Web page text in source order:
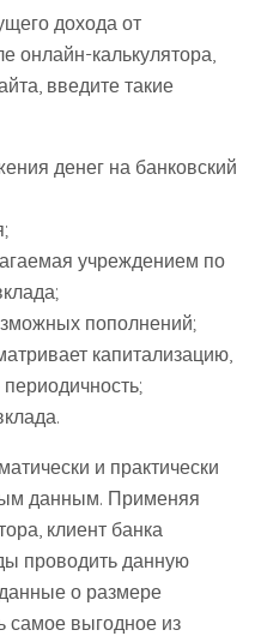
дохода от
онлайн-калькулятора,
введите такие
денег на банковский
учреждением по
пополнений;
капитализацию,
и практически
данным. Применяя
клиент банка
проводить данную
о размере
самое выгодное из